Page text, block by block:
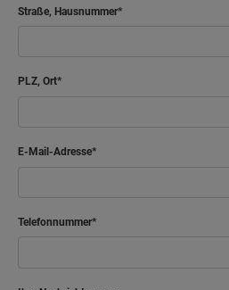
Straße, Hausnummer
PLZ, Ort
E-Mail-Adresse
Telefonnummer